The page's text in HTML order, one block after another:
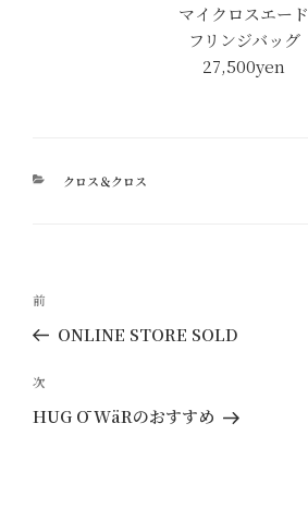
マイクロスエード
フリンジバッグ
27,500yen
カ
クロス＆クロス
投
ナ
ビ
ゲ
過
去
投
稿
前
ONLINE STORE SOLD
次
の
次
HUG Ō WäRのおすすめ